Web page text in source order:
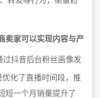
卖家可以实现内容与产
抖音后台粉丝画像发
优化了直播时间段，推
短一个月销量提升了